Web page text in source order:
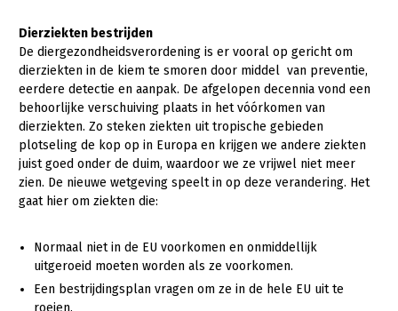
Dierziekten bestrijden
De diergezondheidsverordening is er vooral op gericht om
dierziekten in de kiem te smoren door middel van preventie,
eerdere detectie en aanpak. De afgelopen decennia vond een
behoorlijke verschuiving plaats in het vóórkomen van
dierziekten. Zo steken ziekten uit tropische gebieden
plotseling de kop op in Europa en krijgen we andere ziekten
juist goed onder de duim, waardoor we ze vrijwel niet meer
zien. De nieuwe wetgeving speelt in op deze verandering. Het
gaat hier om ziekten die:
Normaal niet in de EU voorkomen en onmiddellijk
uitgeroeid moeten worden als ze voorkomen.
Een bestrijdingsplan vragen om ze in de hele EU uit te